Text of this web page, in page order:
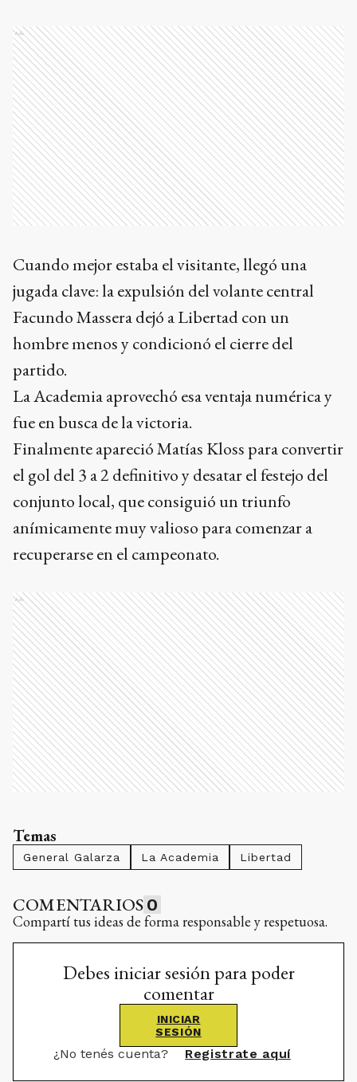
Ads
Cuando mejor estaba el visitante, llegó una
jugada clave: la expulsión del volante central
Facundo Massera dejó a Libertad con un
hombre menos y condicionó el cierre del
partido.
La Academia aprovechó esa ventaja numérica y
fue en busca de la victoria.
Finalmente apareció Matías Kloss para convertir
el gol del 3 a 2 definitivo y desatar el festejo del
conjunto local, que consiguió un triunfo
anímicamente muy valioso para comenzar a
recuperarse en el campeonato.
Ads
Temas
General Galarza La Academia Libertad
COMENTARIOS 0
Compartí tus ideas de forma responsable y respetuosa.
Debes iniciar sesión para poder
comentar
INICIAR
SESIÓN
¿No tenés cuenta? Registrate aquí